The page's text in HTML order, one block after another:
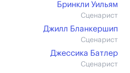
Бринкли Уильям
Сценарист
Джилл Бланкершип
Сценарист
Джессика Батлер
Сценарист